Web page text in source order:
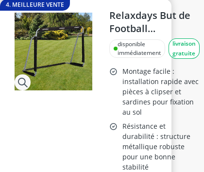
4. MEILLEURE VENTE
Relaxdays But de
Football
110x150x75cm,
Gris/Noir
disponible
immédiatement
livraison
gratuite
Montage facile :
installation rapide avec
pièces à clipser et
sardines pour fixation
au sol
Résistance et
durabilité : structure
métallique robuste
pour une bonne
stabilité